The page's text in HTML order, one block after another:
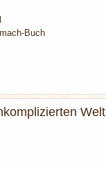
Buch
Welt